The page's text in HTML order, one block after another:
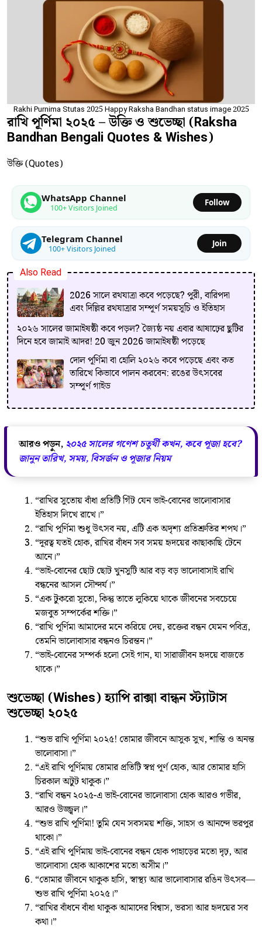
Rakhi Purnima Stutas 2025 Happy Raksha Bandhan status image 2025
রাখি পূর্ণিমা ২০২৫ – উক্তি ও শুভেচ্ছা (Raksha
Bandhan Bengali Quotes & Wishes)
উক্তি (Quotes)
WhatsApp Channel
100+ Visitors Joined
Follow
Telegram Channel
100+ Visitors Joined
Join
Also Read
2026 সালে রথযাত্রা কবে পড়েছে? পুরী, বারিপদা
এবং দিল্লির রথযাত্রার সম্পূর্ণ সময়সূচি ও ইতিহাস
২০২৬ সালের জামাইষষ্ঠী কবে পড়ল? জ্যৈষ্ঠ নয় এবার আষাঢ়ের ছুটির
দিনে হবে জামাই আদর! 20 জুন 2026 জামাইষষ্ঠী পড়েছে
দোল পূর্ণিমা বা হোলি ২০২৬ কবে পড়েছে এবং কত
তারিখে কিভাবে পালন করবেন: রঙের উৎসবের
সম্পূর্ণ গাইড
আরও পড়ুন, ২০২৫ সালের গণেশ চতুর্থী কখন, কবে পূজা হবে?
জানুন তারিখ, সময়, বিসর্জন ও পূজার নিয়ম
“রাখির সুতোয় বাঁধা প্রতিটি গিঁট যেন ভাই-বোনের ভালোবাসার
ইতিহাস লিখে রাখে।”
“রাখি পূর্ণিমা শুধু উৎসব নয়, এটি এক অদৃশ্য প্রতিশ্রুতির শপথ।”
“দূরত্ব যতই হোক, রাখির বাঁধন সব সময় হৃদয়ের কাছাকাছি টেনে
আনে।”
“ভাই-বোনের ছোট ছোট খুনসুটি আর বড় বড় ভালোবাসাই রাখি
বন্ধনের আসল সৌন্দর্য।”
“এক টুকরো সুতো, কিন্তু তাতে লুকিয়ে থাকে জীবনের সবচেয়ে
মজবুত সম্পর্কের শক্তি।”
“রাখি পূর্ণিমা আমাদের মনে করিয়ে দেয়, রক্তের বন্ধন যেমন পবিত্র,
তেমনি ভালোবাসার বন্ধনও চিরন্তন।”
“ভাই-বোনের সম্পর্ক হলো সেই গান, যা সারাজীবন হৃদয়ে বাজতে
থাকে।”
শুভেচ্ছা (Wishes) হ্যাপি রাক্সা বান্ধন স্ট্যাটাস
শুভেচ্ছা ২০২৫
“শুভ রাখি পূর্ণিমা ২০২৫! তোমার জীবনে আসুক সুখ, শান্তি ও অনন্ত
ভালোবাসা।”
“এই রাখি পূর্ণিমায় তোমার প্রতিটি স্বপ্ন পূর্ণ হোক, আর তোমার হাসি
চিরকাল অটুট থাকুক।”
“রাখি বন্ধন ২০২৫-এ ভাই-বোনের ভালোবাসা হোক আরও গভীর,
আরও উজ্জ্বল।”
“শুভ রাখি পূর্ণিমা! তুমি যেন সবসময় শক্তি, সাহস ও আনন্দে ভরপুর
থাকো।”
“এই রাখি পূর্ণিমায় ভাই-বোনের বন্ধন হোক পাহাড়ের মতো দৃঢ়, আর
ভালোবাসা হোক আকাশের মতো অসীম।”
“তোমার জীবনে থাকুক হাসি, স্বাস্থ্য আর ভালোবাসার রঙিন উৎসব—
শুভ রাখি পূর্ণিমা ২০২৫।”
“রাখির বাঁধনে বাঁধা থাকুক আমাদের বিশ্বাস, ভরসা আর হৃদয়ের সব
কথা।”